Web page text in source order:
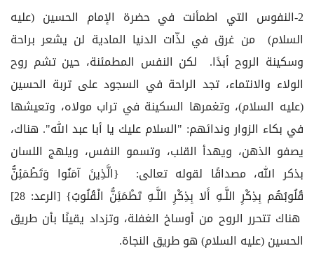
2-النفوس التي اطمأنت في حضرة الإمام الحسين (عليه
السلام) من غرق في لذّات الدنيا المادية لن يشعر براحة
وسكينة الروح أبدًا. لكن النفس المطمئنة، حين تشم روح
الولاء والانتماء، تجد الراحة في السجود على تربة الحسين
(عليه السلام)، وتغمرها السكينة في تراب مولاه، وتعيشها
في بكاء الزوار وندائهم: "السلام عليك يا أبا عبد الله". هناك،
يصفو الذهن، ويهدأ القلب، وتسمو النفس، ويلهج اللسان
بذكر الله، مصداقًا لقوله تعالى: {الَّذِينَ آمَنُوا وَتَطْمَئِنُّ
قُلُوبُهُم بِذِكْرِ اللَّـهِ أَلا بِذِكْرِ اللَّـهِ تَطْمَئِنُّ الْقُلُوبُ} [الرعد: 28]
هناك تتحرر الروح من أوساخ الغفلة، وتزداد يقينًا بأن طريق
الحسين (عليه السلام) هو طريق النجاة.